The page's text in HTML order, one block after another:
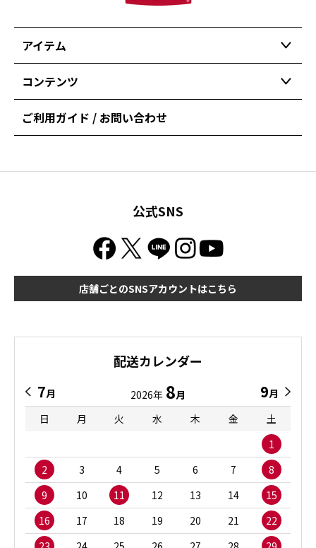
アイテム
コンテンツ
ご利用ガイド / お問い合わせ
公式SNS
店舗ごとのSNSアカウントはこちら
配送カレンダー
7月 2026年 8月 9月
日
月 火 水 木 金
土
1
2
3 4 5 6 7
8
9
10 11 12 13 14
15
16
17 18 19 20 21
22